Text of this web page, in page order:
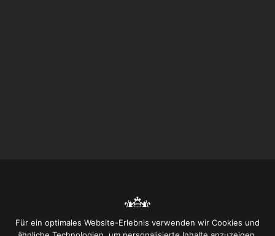
Für ein optimales Website-Erlebnis verwenden wir Cookies und